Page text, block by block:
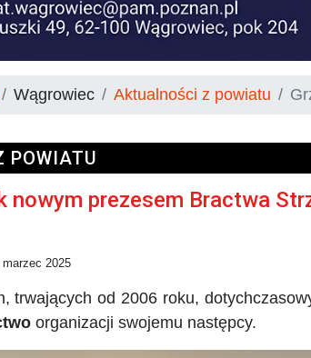
Wągrowiec Aktualności z powiatu
POWIATU
nowym prezesem Bractwa
marzec 2025
trwających od 2006 roku,
organizacji swojemu następcy.